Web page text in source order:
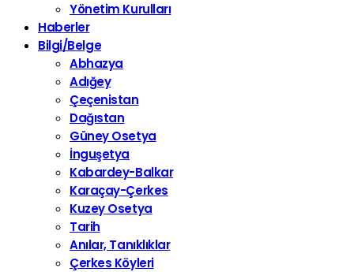
Yönetim Kurulları
Haberler
Bilgi/Belge
Abhazya
Adığey
Çeçenistan
Dağıstan
Güney Osetya
İnguşetya
Kabardey-Balkar
Karaçay-Çerkes
Kuzey Osetya
Tarih
Anılar, Tanıklıklar
Çerkes Köyleri